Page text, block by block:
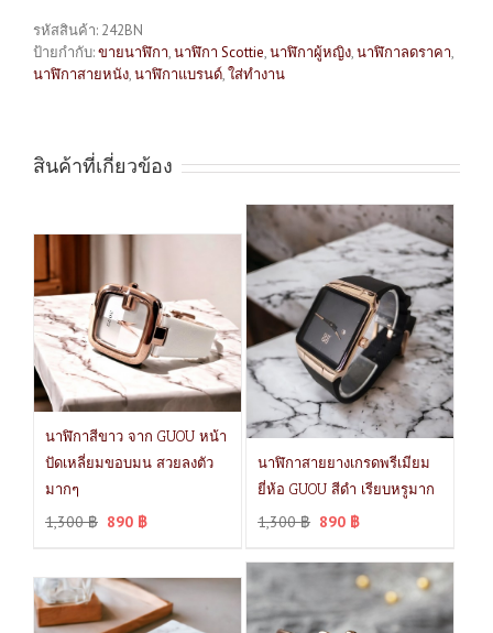
รหัสสินค้า: 242BN
ป้ายกำกับ:ขายนาฬิกา,นาฬิกา Scottie,นาฬิกาผู้หญิง,นาฬิกาลดราคา,
นาฬิกาสายหนัง,นาฬิกาแบรนด์,ใส่ทำงาน
สินค้าที่เกี่ยวข้อง
นาฬิกาสีขาว จาก GUOU หน้า
ปัดเหลี่ยมขอบมน สวยลงตัว
มากๆ
1,300฿ 890 ฿
นาฬิกาสายยางเกรดพรีเมียม
ยี่ห้อ GUOU สีดำ เรียบหรูมาก
1,300฿ 890 ฿